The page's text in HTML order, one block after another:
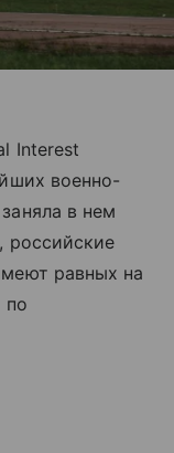
Interest
военно-
в нем
российские
равных на
по